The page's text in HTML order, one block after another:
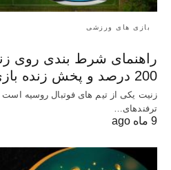
بازی های ورزشی
راهنمای شرط بندی روی
200 درصد و پخش زنده بازی زنیت
زنیت یکی از تیم های فوتبال روسیه
ترفندهای…
9 ماه ago